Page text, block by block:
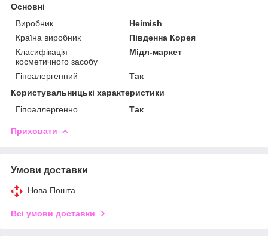
Основні
Виробник
Heimish
Країна виробник
Південна Корея
Класифікація
косметичного засобу
Мідл-маркет
Гіпоалергенний
Так
Користувальницькі характеристики
Гіпоаллергенно
Так
Приховати
Умови доставки
Нова Пошта
Всі умови доставки